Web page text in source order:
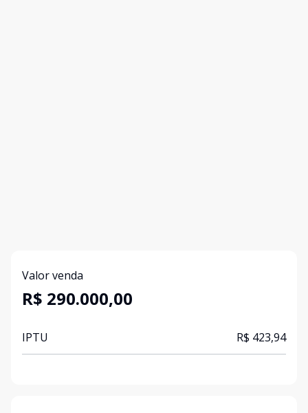
Valor venda
R$ 290.000,00
IPTU R$ 423,94